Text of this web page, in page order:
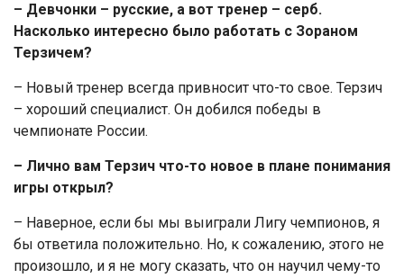
– Девчонки – русские, а вот тренер – серб.
Насколько интересно было работать с Зораном
Терзичем?
– Новый тренер всегда привносит что-то свое. Терзич
– хороший специалист. Он добился победы в
чемпионате России.
– Лично вам Терзич что-то новое в плане понимания
игры открыл?
– Наверное, если бы мы выиграли Лигу чемпионов, я
бы ответила положительно. Но, к сожалению, этого не
произошло, и я не могу сказать, что он научил чему-то